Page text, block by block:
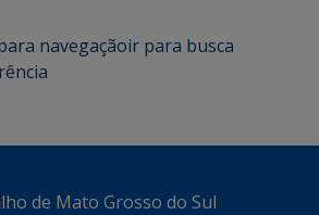
navegaçãoir para busca
de Mato Grosso do Sul